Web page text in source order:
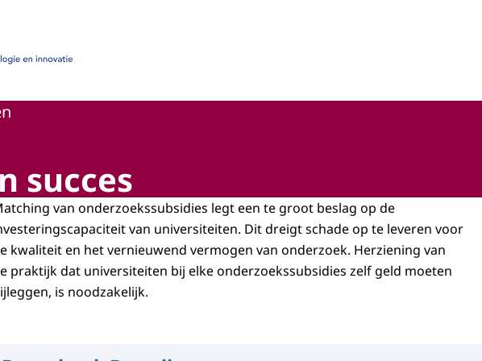
voor wetenschap, technologie en innovatie
succes
van onderzoekssubsidies legt een te groot beslag op de
van universiteiten. Dit dreigt schade op te leveren voor
kwaliteit en het vernieuwend vermogen van onderzoek. Herziening van
praktijk dat universiteiten bij elke onderzoekssubsidies zelf geld moeten
is noodzakelijk.